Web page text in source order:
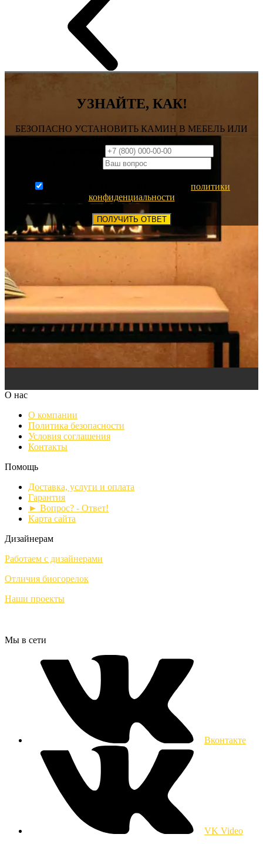
УЗНАЙТЕ, КАК!
БЕЗОПАСНО УСТАНОВИТЬ КАМИН В МЕБЕЛЬ ИЛИ
ПОД ТЕЛЕВИЗОР!
политики
конфиденциальности
ПОЛУЧИТЬ ОТВЕТ
О нас
О компании
Политика безопасности
Условия соглашения
Контакты
Помощь
Доставка, услуги и оплата
Гарантия
► Вопрос? - Ответ!
Карта сайта
Дизайнерам
Работаем с дизайнерами
Отличия биогорелок
Наши проекты
Мы в сети
Вконтакте
VK Video